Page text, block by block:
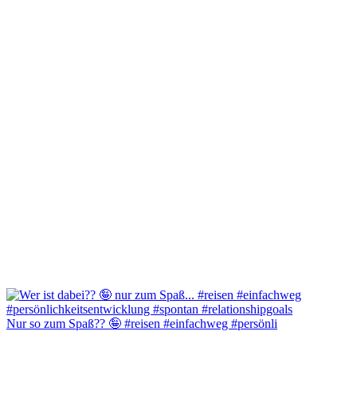
Nur so zum Spaß?? 🤪 #reisen #einfachweg #persönli